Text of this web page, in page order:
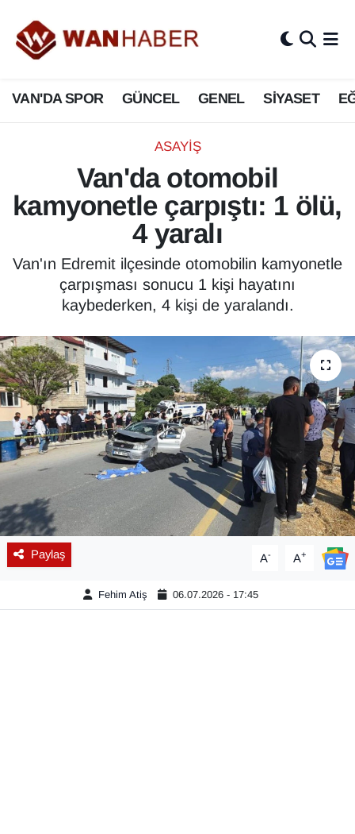
VAN'DA SPOR GÜNCEL GENEL SİYASET
ASAYİŞ
Van'da otomobil
kamyonetle çarpıştı: 1 ölü,
4 yaralı
Van'ın Edremit ilçesinde otomobilin kamyonetle
çarpışması sonucu 1 kişi hayatını
kaybederken, 4 kişi de yaralandı.
Paylaş A- A+
Fehim Atiş 06.07.2026 - 17:45
3.SAYFA
ASAYİŞ
BİLİM VE TEKNOLOJİ
Biyografi
Bölge Haberleri
ÇEVRE
Deprem
Dernekler, Odalar
Diğer
DÜNYA
EĞİTİM
EKONOMİ
Eleman
Emlak
Van Nöbetçi Eczaneler
Van Hava Durumu
Van Namaz Vakitleri
Van Trafik Yoğunluk Haritası
Süper Lig Puan Durumu ve Fikstür
Tüm Manşetler
Son Dakika Haberleri
Haber Arşivi